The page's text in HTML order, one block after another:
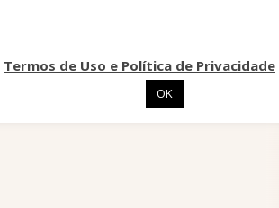
Termos de Uso e Política de Privacidade
OK